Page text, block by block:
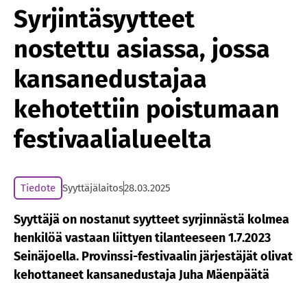
Syrjintäsyytteet
nostettu asiassa, jossa
kansanedustajaa
kehotettiin poistumaan
festivaalialueelta
Tiedote Syyttäjälaitos28.03.2025
Syyttäjä on nostanut syytteet syrjinnästä kolmea
henkilöä vastaan liittyen tilanteeseen 1.7.2023
Seinäjoella. Provinssi-festivaalin järjestäjät olivat
kehottaneet kansanedustaja Juha Mäenpäätä